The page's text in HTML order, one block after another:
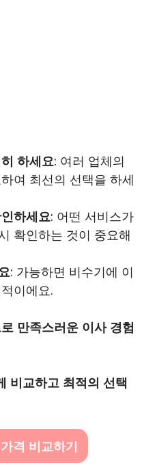
하세요: 여러 업체의
여 최선의 선택을 하세
하세요: 어떤 서비스가
확인하는 것이 중요해
: 가능하면 비수기에 이
이에요.
만족스러운 이사 경험
비교하고 최적의 선택
격 비교하기